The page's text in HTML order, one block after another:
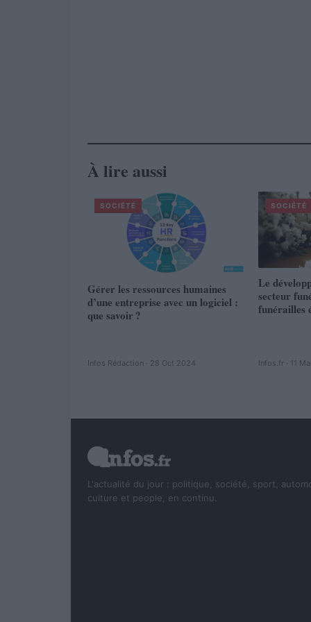
À lire aussi
SOCIÉTÉ
Gérer les ressources humaines
d’une entreprise avec un logiciel :
que savoir ?
Infos Rédaction · 28 Oct 2024
SOCIÉTÉ
Le
secteur
funérailles
Infos.fr · 11
L'actualité du jour : politique, société, sport,
culture et people, en continu.